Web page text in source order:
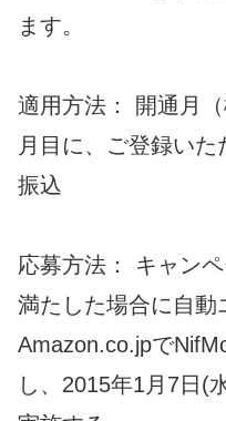
ます。
適用方法： 開通月
月目に、ご登録い
振込
応募方法： キャン
満たした場合に自動
Amazon.co.jpで
し、2015年1月7日(